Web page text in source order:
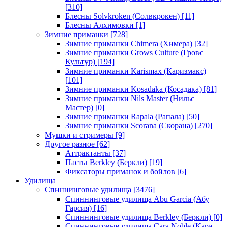
[310]
Блесны Solvkroken (Солвкрокен) [11]
Блесны Алхимовки [1]
Зимние приманки [728]
Зимние приманки Chimera (Химера) [32]
Зимние приманки Grows Culture (Гровс
Культур) [194]
Зимние приманки Karismax (Каризмакс)
[101]
Зимние приманки Kosadaka (Косадака) [81]
Зимние приманки Nils Master (Нильс
Мастер) [0]
Зимние приманки Rapala (Рапала) [50]
Зимние приманки Scorana (Скорана) [270]
Мушки и стримеры [9]
Другое разное [62]
Аттрактанты [37]
Пасты Berkley (Беркли) [19]
Фиксаторы приманок и бойлов [6]
Удилища
Спиннинговые удилища [3476]
Спиннинговые удилища Abu Garcia (Абу
Гарсия) [16]
Спиннинговые удилища Berkley (Беркли) [0]